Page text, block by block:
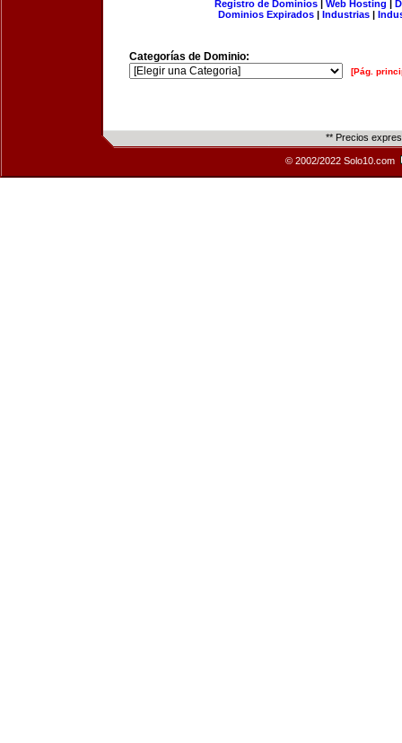
Registro de Dominios| Web Hosting |
Dominios Expirados | Industrias |
Categorías de Dominio:
[Pág.
** Precios
© 2002/2022 Solo10.com